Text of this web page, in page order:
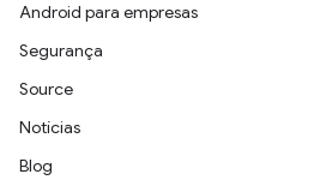
Android para empresas
Segurança
Source
Notícias
Blog